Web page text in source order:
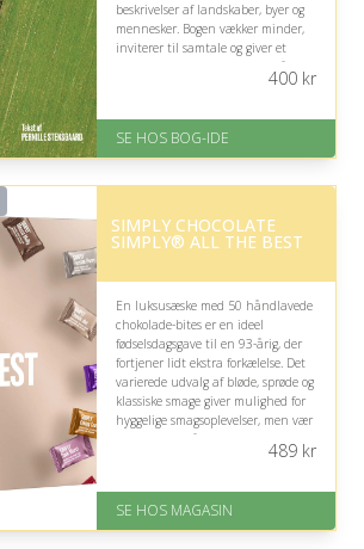
beskrivelser af landskaber, byer og
mennesker. Bogen vækker minder,
inviterer til samtale og giver et
fascinerende nyt perspektiv på det
På lager
Levering: 1-3 hverdage -
Gratis fragt
på 4.6 ud af 5
400kr
SE HOS BOG-IDE
SIMPLY CHOCOLATE
SIMPLY® ALL THE BEST
En luksusæske med 50 håndlavede
chokolade-bites er en ideel
fødselsdagsgave til en 93-årig, der
fortjener lidt ekstra forkælelse. Det
varierede udvalg af bløde, sprøde og
klassiske smage giver mulighed for
hyggelige smagsoplevelser, men vær
opmærksom på eventuelle
kosthensyn eller præferencer.
På lager
Levering: 1-3 dage
489kr
SE HOS MAGASIN